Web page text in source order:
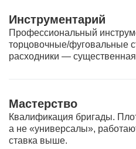
Инструментарий
Профессиональный
торцовочные/фуговальные
расходники — существенная
Мастерство
Квалификация бригады.
а не «универсалы»,
ставка выше.